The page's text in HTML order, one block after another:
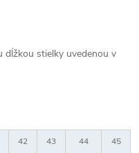
dĺžkou stielky uvedenou v
42 43 44 45